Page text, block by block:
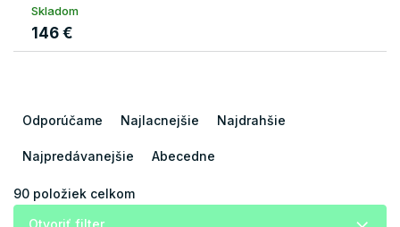
Skladom
146 €
i
Odporúčame Najlacnejšie Najdrahšie
Najpredávanejšie Abecedne
90 položiek celkom
Otvoriť filter